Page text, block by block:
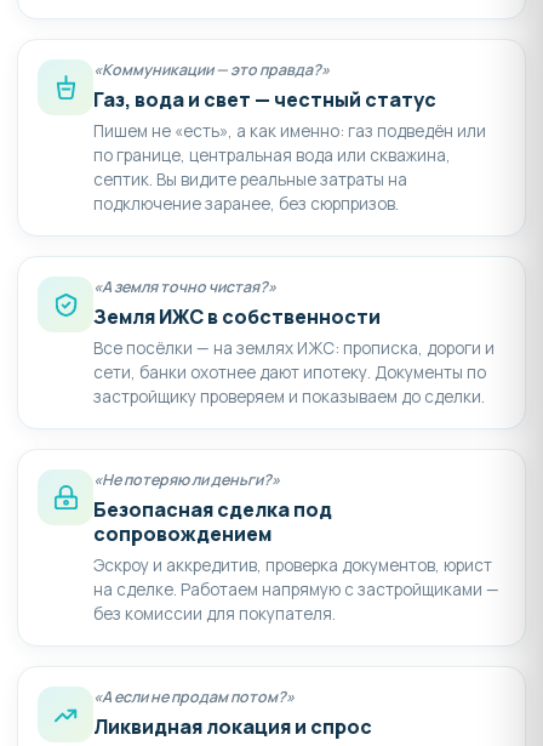
«Коммуникации — это правда?»
Газ, вода и свет — честный статус
Пишем не «есть», а как именно: газ подведён или
по границе, центральная вода или скважина,
септик. Вы видите реальные затраты на
подключение заранее, без сюрпризов.
«А земля точно чистая?»
Земля ИЖС в собственности
Все посёлки — на землях ИЖС: прописка, дороги и
сети, банки охотнее дают ипотеку. Документы по
застройщику проверяем и показываем до сделки.
«Не потеряю ли деньги?»
Безопасная сделка под
сопровождением
Эскроу и аккредитив, проверка документов, юрист
на сделке. Работаем напрямую с застройщиками —
без комиссии для покупателя.
«А если не продам потом?»
Ликвидная локация и спрос